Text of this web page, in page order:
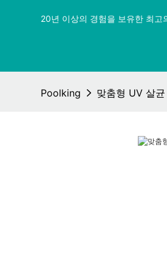
20년 이상의 경험을 보유한 최
Poolking 맞춤형 UV 살